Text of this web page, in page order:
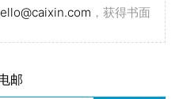
，获得书面
邮